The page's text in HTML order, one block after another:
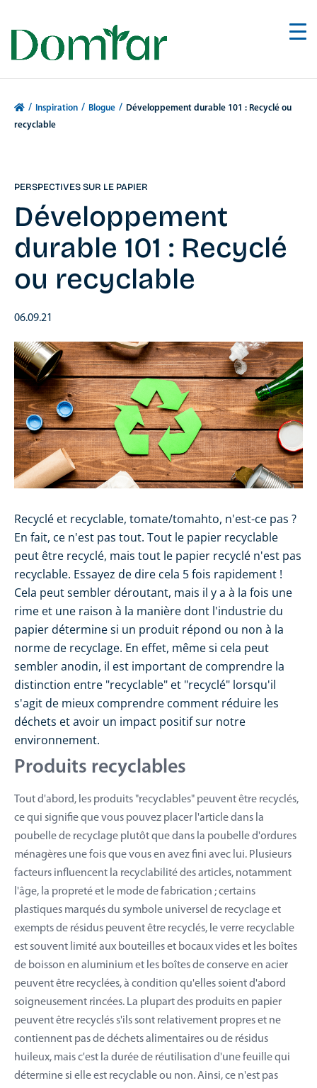
/ Inspiration / Blogue / Développement durable 101 : Recyclé ou
recyclable
PERSPECTIVES SUR LE PAPIER
Développement
durable 101 : Recyclé
ou recyclable
06.09.21
Recyclé et recyclable, tomate/tomahto, n'est-ce pas ?
En fait, ce n'est pas tout. Tout le papier recyclable
peut être recyclé, mais tout le papier recyclé n'est pas
recyclable. Essayez de dire cela 5 fois rapidement !
Cela peut sembler déroutant, mais il y a à la fois une
rime et une raison à la manière dont l'industrie du
papier détermine si un produit répond ou non à la
norme de recyclage. En effet, même si cela peut
sembler anodin, il est important de comprendre la
distinction entre "recyclable" et "recyclé" lorsqu'il
s'agit de mieux comprendre comment réduire les
déchets et avoir un impact positif sur notre
environnement.
Produits recyclables
Tout d'abord, les produits "recyclables" peuvent être recyclés,
ce qui signifie que vous pouvez placer l'article dans la
poubelle de recyclage plutôt que dans la poubelle d'ordures
ménagères une fois que vous en avez fini avec lui. Plusieurs
facteurs influencent la recyclabilité des articles, notamment
l'âge, la propreté et le mode de fabrication ; certains
plastiques marqués du symbole universel de recyclage et
exempts de résidus peuvent être recyclés, le verre recyclable
est souvent limité aux bouteilles et bocaux vides et les boîtes
de boisson en aluminium et les boîtes de conserve en acier
peuvent être recyclées, à condition qu'elles soient d'abord
soigneusement rincées. La plupart des produits en papier
peuvent être recyclés s'ils sont relativement propres et ne
contiennent pas de déchets alimentaires ou de résidus
huileux, mais c'est la durée de réutilisation d'une feuille qui
détermine si elle est recyclable ou non. Ainsi, ce n'est pas